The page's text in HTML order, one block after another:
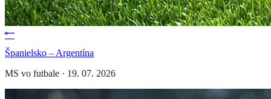
Španielsko – Argentína
MS vo futbale · 19. 07. 2026